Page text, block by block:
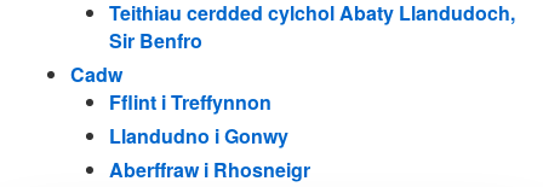
Teithiau cerdded cylchol Abaty Llandudoch,
Sir Benfro
Cadw
Fflint i Treffynnon
Llandudno i Gonwy
Aberffraw i Rhosneigr